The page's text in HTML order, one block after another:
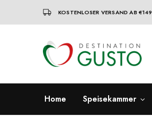
KOSTENLOSER VERSAND AB €149
Destination
Gusto
Italienische
Exzellenz
100%
qualität
Home Speisekammer